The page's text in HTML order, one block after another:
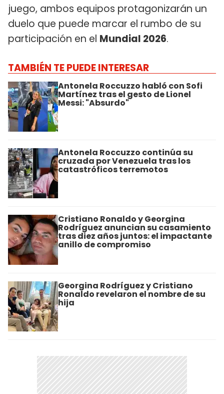
juego, ambos equipos protagonizarán un
duelo que puede marcar el rumbo de su
participación en el Mundial 2026.
TAMBIÉN TE PUEDE INTERESAR
Antonela Roccuzzo habló con Sofi
Martínez tras el gesto de Lionel
Messi: "Absurdo"
Antonela Roccuzzo continúa su
cruzada por Venezuela tras los
catastróficos terremotos
Cristiano Ronaldo y Georgina
Rodríguez anuncian su casamiento
tras diez años juntos: el impactante
anillo de compromiso
Georgina Rodríguez y Cristiano
Ronaldo revelaron el nombre de su
hija